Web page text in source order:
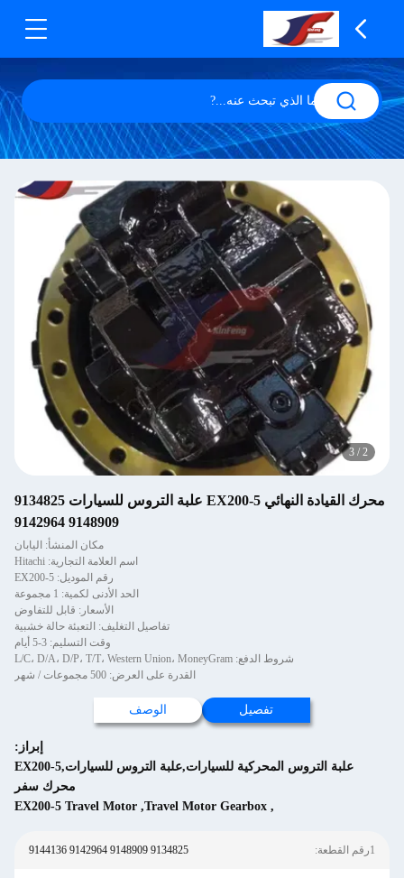
2
/
3
محرك القيادة النهائي EX200-5 علبة التروس للسيارات 9134825
9148909 9142964
مكان المنشأ: اليابان
اسم العلامة التجارية: Hitachi
رقم الموديل: EX200-5
الحد الأدنى لكمية: 1 مجموعة
الأسعار: قابل للتفاوض
تفاصيل التغليف: التعبئة حالة خشبية
وقت التسليم: 3-5 أيام
شروط الدفع: L/C، D/A، D/P، T/T، Western Union، MoneyGram
القدرة على العرض: 500 مجموعات / شهر
تفصيل الوصف
إبراز:
علبة التروس المحركية للسيارات,علبة التروس للسيارات,EX200-5
محرك سفر
,
Travel Motor Gearbox
,
EX200-5 Travel Motor
1رقم القطعة: 9134825 9148909 9142964 9144136